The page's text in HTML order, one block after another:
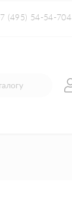
(495) 54-54-704